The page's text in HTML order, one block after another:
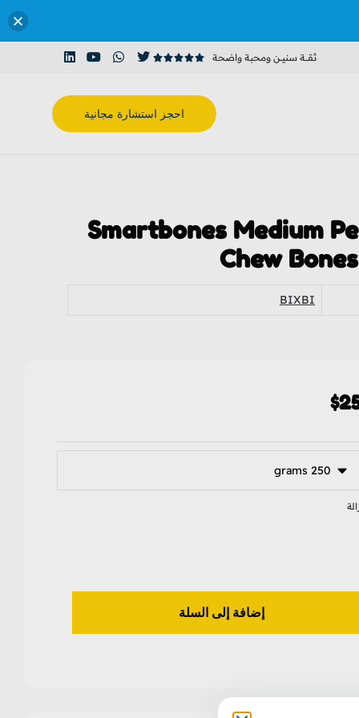
ثقـــة سنيــن ومحبة واضحة 




احجز استشارة مجانية
Smartbones Medium
Chew
BIXBI
$
إضافة إلى السلة